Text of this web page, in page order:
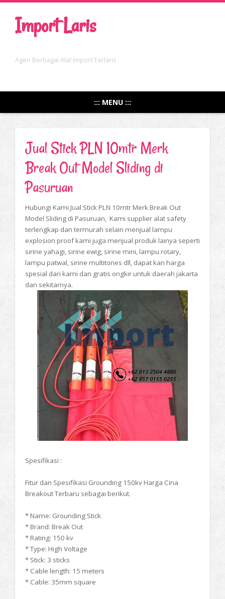
Import Laris
Agen Berbagai Alat Import Terlaris
::: MENU :::
Jual Stick PLN 10mtr Merk
Break Out Model Sliding di
Pasuruan
Hubungi Kami Jual Stick PLN 10mtr Merk Break Out
Model Sliding di Pasuruan, Kami supplier alat safety
terlengkap dan termurah selain menjual lampu
explosion proof kami juga menjual produk lainya seperti
sirine yahagi, sirine ewig, sirine mini, lampu rotary,
lampu patwal, sirine multitones dll, dapat kan harga
spesial dari kami dan gratis ongkir untuk daerah jakarta
dan sekitarnya.
Spesifikasi :
Fitur dan Spesifikasi Grounding 150kv Harga Cina
Breakout Terbaru sebagai berikut.
* Name: Grounding Stick
* Brand: Break Out
* Rating: 150 kv
* Type: High Voltage
* Stick: 3 sticks
* Cable length: 15 meters
* Cable: 35mm square